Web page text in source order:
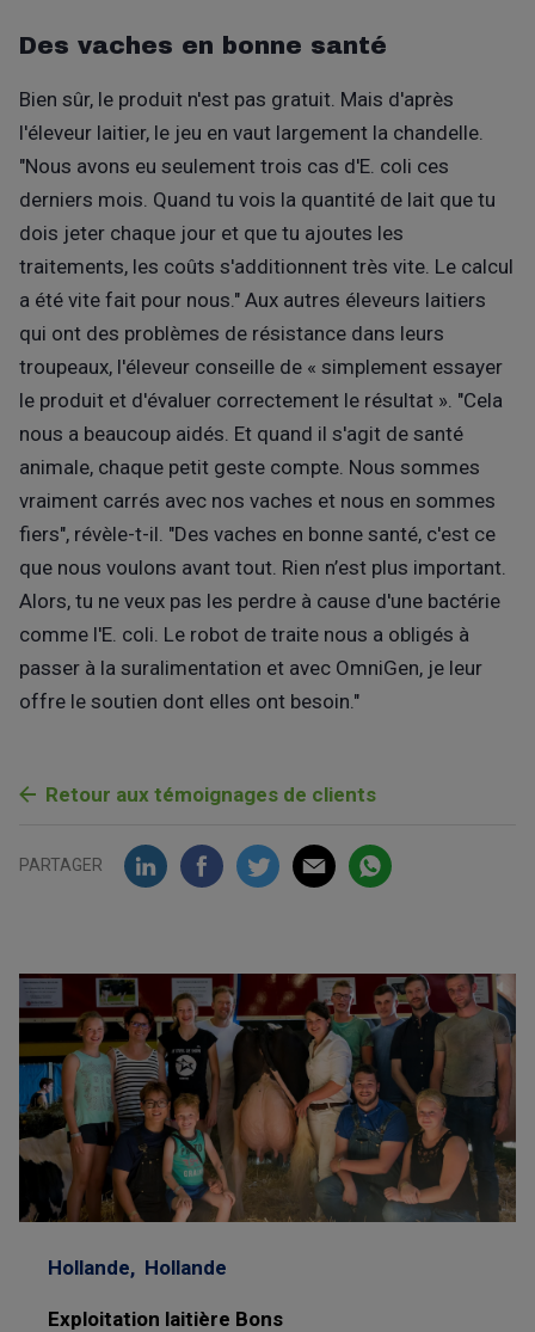
Des vaches en bonne santé
Bien sûr, le produit n'est pas gratuit. Mais d'après
l'éleveur laitier, le jeu en vaut largement la chandelle.
"Nous avons eu seulement trois cas d'E. coli ces
derniers mois. Quand tu vois la quantité de lait que tu
dois jeter chaque jour et que tu ajoutes les
traitements, les coûts s'additionnent très vite. Le calcul
a été vite fait pour nous." Aux autres éleveurs laitiers
qui ont des problèmes de résistance dans leurs
troupeaux, l'éleveur conseille de « simplement essayer
le produit et d'évaluer correctement le résultat ». "Cela
nous a beaucoup aidés. Et quand il s'agit de santé
animale, chaque petit geste compte. Nous sommes
vraiment carrés avec nos vaches et nous en sommes
fiers", révèle-t-il. "Des vaches en bonne santé, c'est ce
que nous voulons avant tout. Rien n’est plus important.
Alors, tu ne veux pas les perdre à cause d'une bactérie
comme l'E. coli. Le robot de traite nous a obligés à
passer à la suralimentation et avec OmniGen, je leur
offre le soutien dont elles ont besoin."
Retour aux témoignages de clients
PARTAGER
Hollande, Hollande
Exploitation laitière Bons